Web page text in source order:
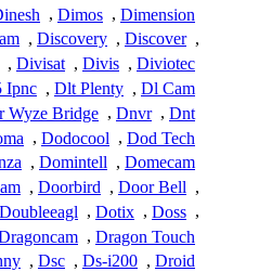
Dimension
,
Dimos
,
,
Discover
,
Discovery
,
Diviotec
,
Divis
,
Divisat
,
Dl Cam
,
Dlt Plenty
,
Ipnc
Dnt
,
Dnvr
,
Wyze Bridge
Dod Tech
,
Dodocool
,
Domecam
,
Domintell
,
,
Door Bell
,
Doorbird
,
,
Doss
,
Dotix
,
Doubleeagl
Dragon Touch
,
Droid
,
Ds-i200
,
Dsc
,